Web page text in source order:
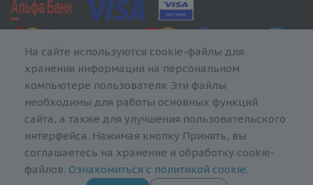
На сайте используются cookie-файлы для
хранения информации на персональном
компьютере пользователя. Эти файлы
необходимы для работы основных функций
сайта, а также для улучшения пользовательского
интерфейса. Нажимая кнопку Принять, вы
соглашаетесь на хранение и обработку cookie-
файлов. Ознакомиться с политикой cookie.